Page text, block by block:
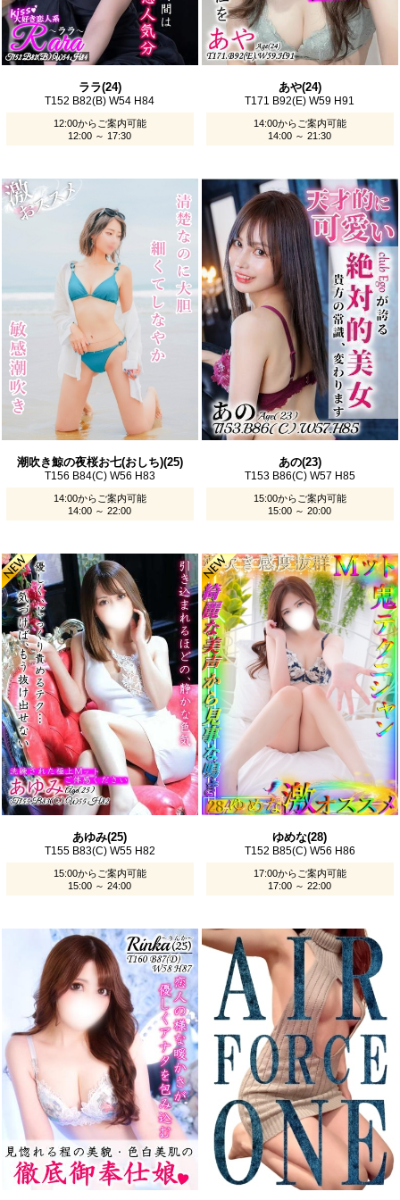
ララ(24)
T152 B82(B) W54 H84
12:00からご案内可能
12:00 ～ 17:30
あや(24)
T171 B92(E) W59 H91
14:00からご案内可能
14:00 ～ 21:30
潮吹き鯨の夜桜お七(おしち)(25)
T156 B84(C) W56 H83
14:00からご案内可能
14:00 ～ 22:00
あの(23)
T153 B86(C) W57 H85
15:00からご案内可能
15:00 ～ 20:00
あゆみ(25)
T155 B83(C) W55 H82
15:00からご案内可能
15:00 ～ 24:00
ゆめな(28)
T152 B85(C) W56 H86
17:00からご案内可能
17:00 ～ 22:00